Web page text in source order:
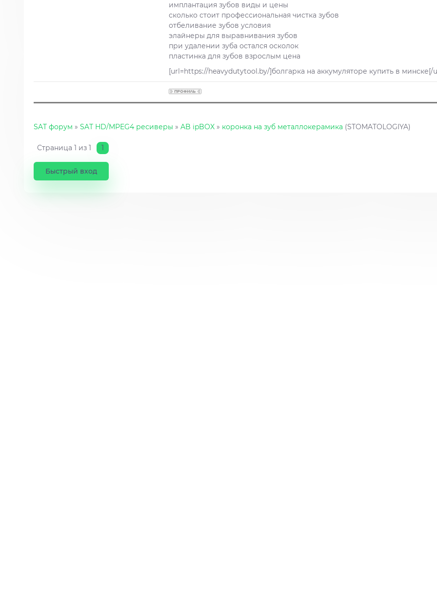
имплантация зубов виды и цены
сколько стоит профессиональная чистка зубов
отбеливание зубов условия
элайнеры для выравнивания зубов
при удалении зуба остался осколок
пластинка для зубов взрослым цена
[url=https://heavydutytool.by/]болгарка на аккумуляторе купить в минске[/
SAT форум » SAT HD/MPEG4 ресиверы » AB ipBOX » коронка на зуб металлокерамика (STOMATOLOGIYA)
Страница 1 из 1 1